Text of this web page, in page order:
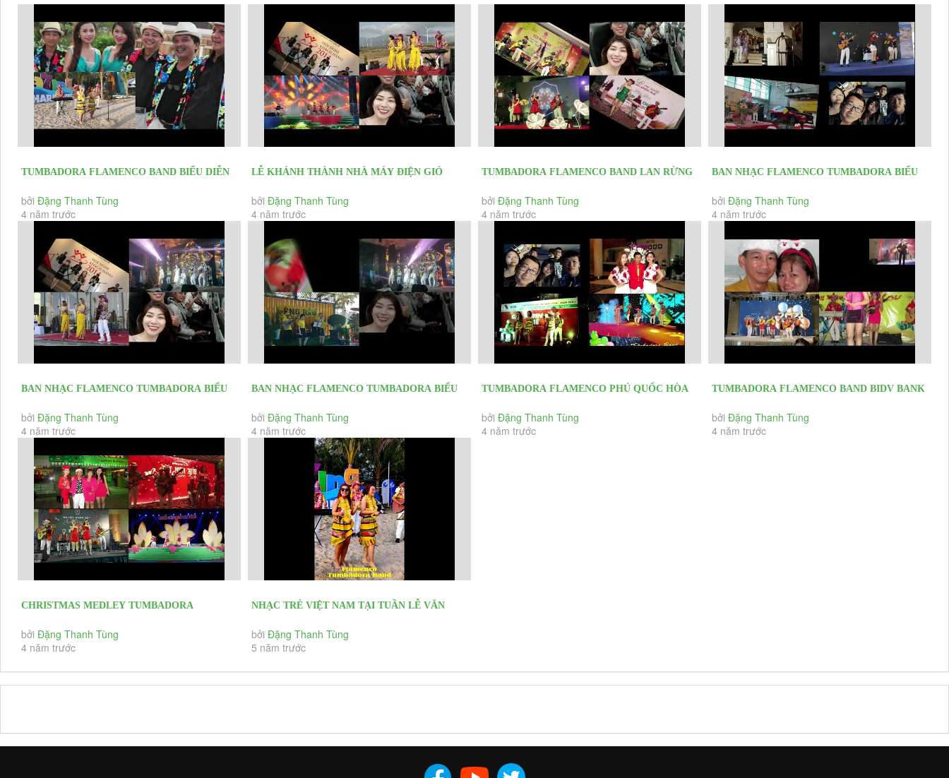
TUMBADORA FLAMENCO BAND BIỂU DIỄN
TẠI CÁC EVENT KHAI TRƯƠNG HỘI NGHỊ...
bởi Đặng Thanh Tùng
4 năm trước
LỄ KHÁNH THÀNH NHÀ MÁY ĐIỆN GIÓ
TRUNG NAM NINH THUẬN BAN NHẠC...
bởi Đặng Thanh Tùng
4 năm trước
TUMBADORA FLAMENCO BAND LAN RỪNG
PHƯỚC HẢI RESORT YEAR END PARTY 2020
&...
bởi Đặng Thanh Tùng
4 năm trước
BAN NHẠC FLAMENCO TUMBADORA BIỂU
DIỄN CÁC SỰ KIỆN RA MẮT DỰ ÁN BĐS...
bởi Đặng Thanh Tùng
4 năm trước
BAN NHẠC FLAMENCO TUMBADORA BIỂU
DIỄN CÁC SỰ KIỆN KHAI TRƯƠNG, HỘI...
bởi Đặng Thanh Tùng
4 năm trước
BAN NHẠC FLAMENCO TUMBADORA BIỂU
DIỄN CÁC SỰ KIỆN KHAI TRƯƠNG, HỘI...
bởi Đặng Thanh Tùng
4 năm trước
TUMBADORA FLAMENCO PHÚ QUỐC HÒA
BÌNH RESORT VISSION TECH CO YEAR
END...
bởi Đặng Thanh Tùng
4 năm trước
TUMBADORA FLAMENCO BAND BIDV BANK
YEAR END PARTY 2020 & HAPPY NEW
YEAR...
bởi Đặng Thanh Tùng
4 năm trước
CHRISTMAS MEDLEY TUMBADORA
FLAMENCO BAND Profile Tumbadora Band
Christmas &...
bởi Đặng Thanh Tùng
4 năm trước
NHẠC TRẺ VIỆT NAM TẠI TUẦN LỄ VĂN
HÓA VÀ DU LỊCH LONG HẢI 2021
bởi Đặng Thanh Tùng
5 năm trước